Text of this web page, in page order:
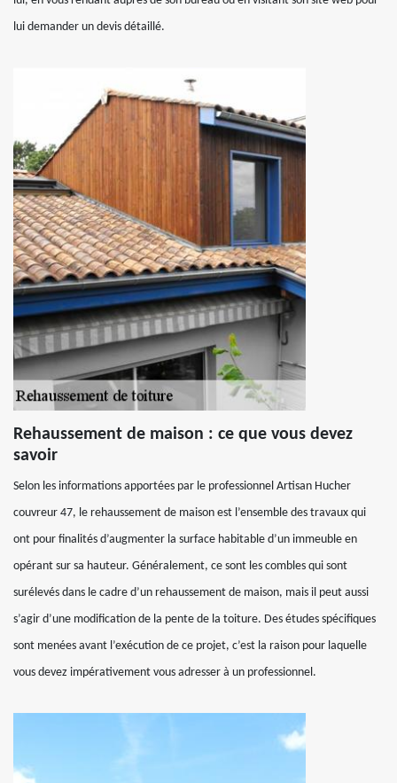
lui demander un devis détaillé.
Rehaussement de maison : ce que vous devez
savoir
Selon les informations apportées par le professionnel Artisan Hucher
couvreur 47, le rehaussement de maison est l’ensemble des travaux qui
ont pour finalités d’augmenter la surface habitable d’un immeuble en
opérant sur sa hauteur. Généralement, ce sont les combles qui sont
surélevés dans le cadre d’un rehaussement de maison, mais il peut aussi
s’agir d’une modification de la pente de la toiture. Des études spécifiques
sont menées avant l’exécution de ce projet, c’est la raison pour laquelle
vous devez impérativement vous adresser à un professionnel.